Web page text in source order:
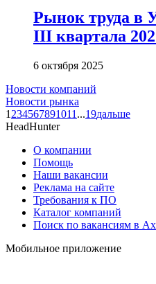
Рынок труда в
III квартала
6 октября 2025
Новости компаний
Новости рынка
1 234567891011 ...19дальше
HeadHunter
О компании
Помощь
Наши вакансии
Реклама на сайте
Требования к ПО
Каталог компаний
Поиск по вакансиям в
Мобильное приложение